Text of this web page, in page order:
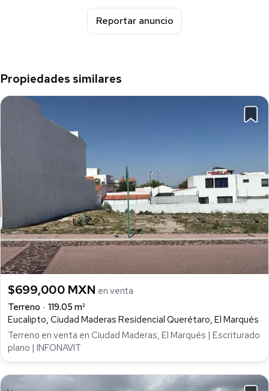
Reportar anuncio
Propiedades similares
$699,000 MXN en venta
Terreno
119.05 m²
Eucalipto, Ciudad Maderas Residencial Querétaro, El Marqués
Terreno en venta en Ciudad Maderas, El Marqués | Escriturado
plano | INFONAVIT